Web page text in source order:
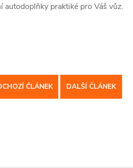
autodoplňky praktiké pro Váš vůz.
ČLÁNEK DALŠÍ ČLÁNEK